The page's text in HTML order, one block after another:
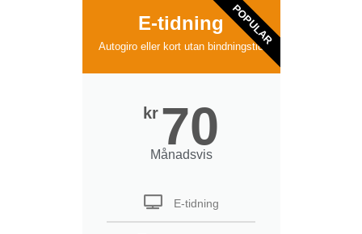
E-tidning
Autogiro eller kort utan bindningstid
kr 70
Månadsvis
E-tidning
POPULAR